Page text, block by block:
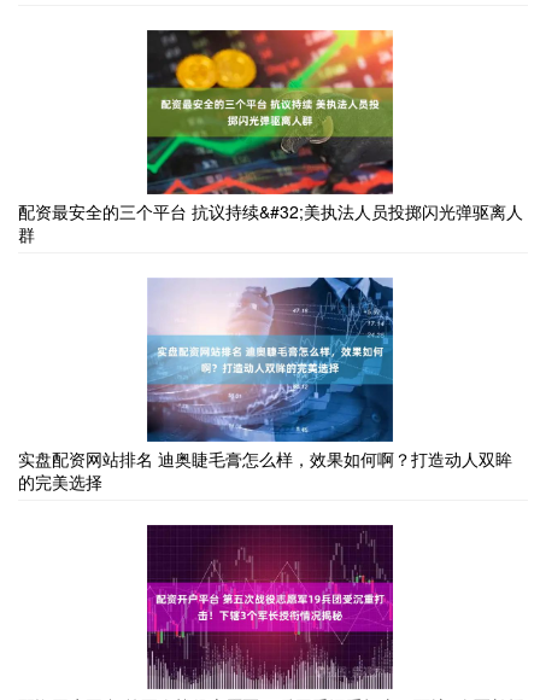
配资最安全的三个平台 抗议持续&#32;美执法人员投掷闪光弹驱离人
群
实盘配资网站排名 迪奥睫毛膏怎么样，效果如何啊？打造动人双眸
的完美选择